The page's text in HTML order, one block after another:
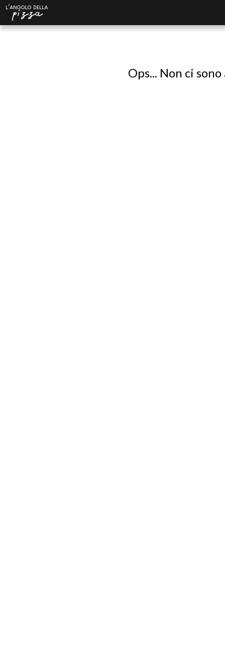
Ops... Non ci